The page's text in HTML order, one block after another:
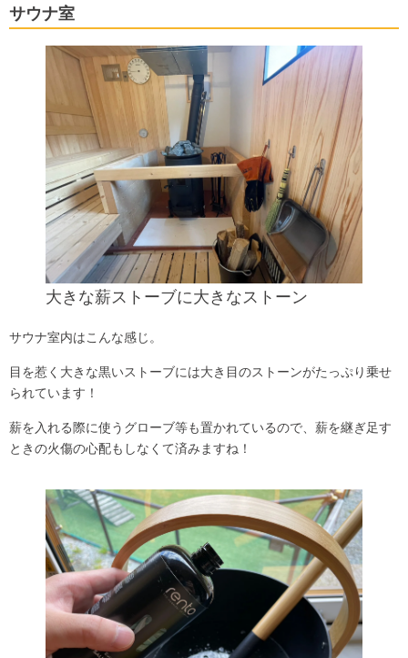
サウナ室
大きな薪ストーブに大きなストーン
サウナ室内はこんな感じ。
目を惹く大きな黒いストーブには大き目のストーンがたっぷり乗せ
られています！
薪を入れる際に使うグローブ等も置かれているので、薪を継ぎ足す
ときの火傷の心配もしなくて済みますね！